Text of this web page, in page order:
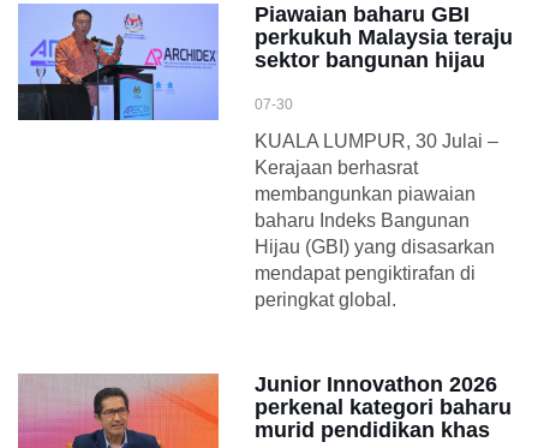
Piawaian baharu GBI
perkukuh Malaysia teraju
sektor bangunan hijau
07-30
KUALA LUMPUR, 30 Julai –
Kerajaan berhasrat
membangunkan piawaian
baharu Indeks Bangunan
Hijau (GBI) yang disasarkan
mendapat pengiktirafan di
peringkat global.
Junior Innovathon 2026
perkenal kategori baharu
murid pendidikan khas